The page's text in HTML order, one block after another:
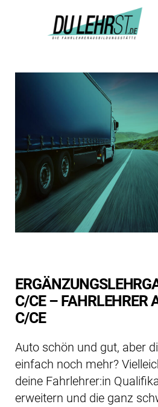
LEHRST
C/CE – FAHRLEHRER
C/CE
Auto schön und gut, aber
einfach noch mehr?
deine Fahrlehrer:in
erweitern und die ganz